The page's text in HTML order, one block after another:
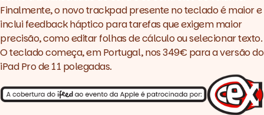
Finalmente, o novotrackpadpresente no teclado é maior e
inclui feedback háptico para tarefas que exigem maior
precisão, como editar folhas de cálculo ou selecionar texto.
O teclado começa, em Portugal, nos 349€ para a versão do
iPad Pro de 11 polegadas.